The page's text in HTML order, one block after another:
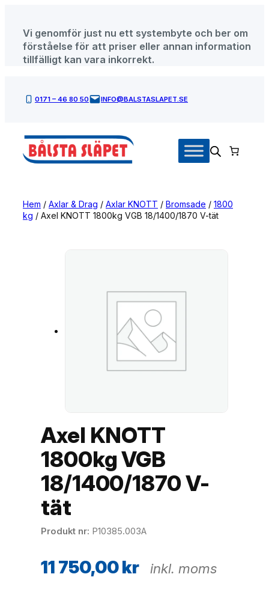
innehåll
Vi genomför just nu ett systembyte och ber om
förståelse för att priser eller annan information
tillfälligt kan vara inkorrekt.
0171 – 46 80 50 INFO@BALSTASLAPET.SE
Hem / Axlar & Drag / Axlar KNOTT / Bromsade / 1800
kg / Axel KNOTT 1800kg VGB 18/1400/1870 V-tät
Axel KNOTT
1800kg VGB
18/1400/1870 V-
tät
Produkt nr P10385.003A
11 750,00kr inkl. moms